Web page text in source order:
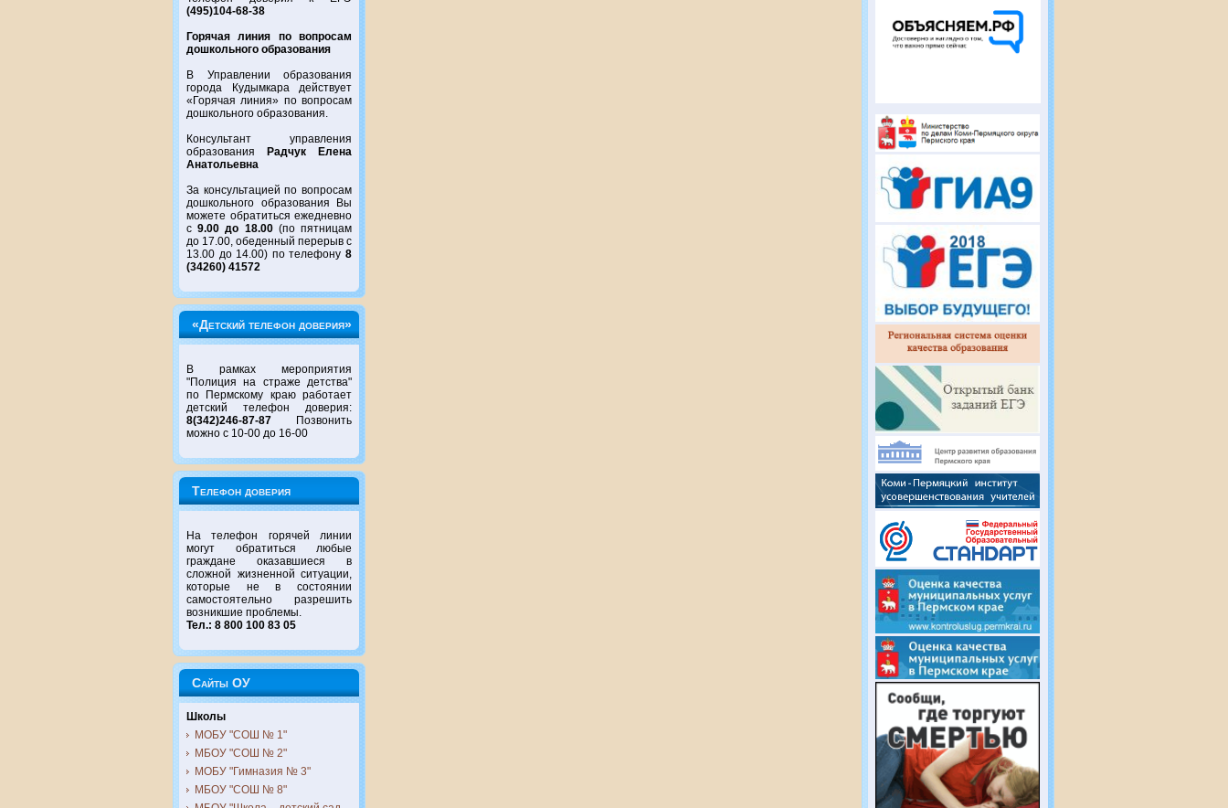
(495)104-68-38
Горячая линия по вопросам
дошкольного образования
В Управлении образования
города Кудымкара действует
«Горячая линия» по вопросам
дошкольного образования.
Консультант управления
образования
Радчук Елена
Анатольевна
За консультацией по вопросам
дошкольного образования Вы
можете обратиться ежедневно
с9.00 до 18.00(по пятницам
до 17.00, обеденный перерыв с
13.00 до 14.00) по телефону 8
(34260) 41572
«Детский телефон доверия»
В рамках мероприятия
"Полиция на страже детства"
по Пермскому краю работает
детский телефон доверия:
8(342)246-87-87 Позвонить
можно с 10-00 до 16-00
Телефон доверия
На телефон горячей линии
могут обратиться любые
граждане оказавшиеся в
сложной жизненной ситуации,
которые не в состоянии
самостоятельно разрешить
возникшие проблемы.
Тел.: 8 800 100 83 05
Сайты ОУ
Школы
МОБУ "СОШ № 1"
МБОУ "СОШ № 2"
МОБУ "Гимназия № 3"
МБОУ "СОШ № 8"